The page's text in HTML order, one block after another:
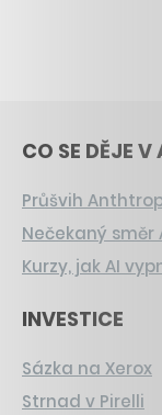
CO SE DĚJE V
Průšvih
Nečekaný směr
Kurzy, jak AI
INVESTICE
Sázka na Xerox
Strnad v Pirelli